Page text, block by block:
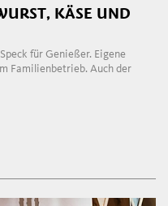
KÄSE UND
für Genießer. Eigene
Familienbetrieb. Auch der